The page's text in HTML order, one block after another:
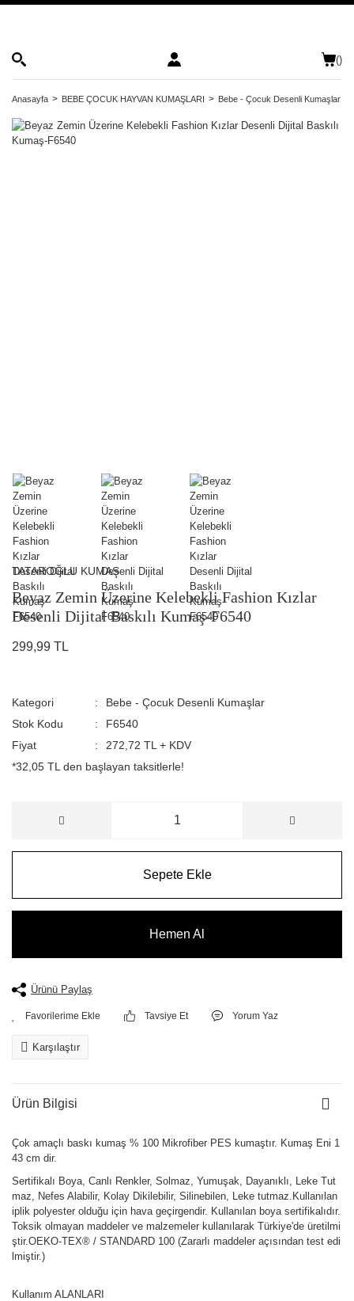
()
Anasayfa BEBE ÇOCUK HAYVAN KUMAŞLARI Bebe - Çocuk Desenli Kumaşlar
TATAROĞLU KUMAŞ
Beyaz Zemin Üzerine Kelebekli Fashion Kızlar
Desenli Dijital Baskılı Kumaş-F6540
299,99 TL
Kategori
Bebe - Çocuk Desenli Kumaşlar
Stok Kodu
F6540
Fiyat
272,72 TL + KDV
*32,05 TL den başlayan taksitlerle!
Sepete Ekle
Hemen Al
Ürünü Paylaş
Tavsiye Et Yorum Yaz
Karşılaştır
Ürün Bilgisi
Çok amaçlı baskı kumaş % 100 Mikrofiber PES kumaştır. Kumaş Eni 1
43 cm dir.
Sertifikalı Boya, Canlı Renkler, Solmaz, Yumuşak, Dayanıklı, Leke Tut
maz, Nefes Alabilir, Kolay Dikilebilir, Silinebilen, Leke tutmaz.Kullanılan
iplik polyester olduğu için hava geçirgendir. Kullanılan boya sertifikalıdır.
Toksik olmayan maddeler ve malzemeler kullanılarak Türkiye'de üretilmi
ştir.OEKO-TEX® / STANDARD 100 (Zararlı maddeler açısından test edi
lmiştir.)
Kullanım ALANLARI